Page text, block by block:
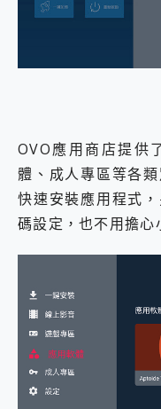
OVO應用商店提供
體、成人專區等各
快速安裝應用程式
碼設定，也不用擔心